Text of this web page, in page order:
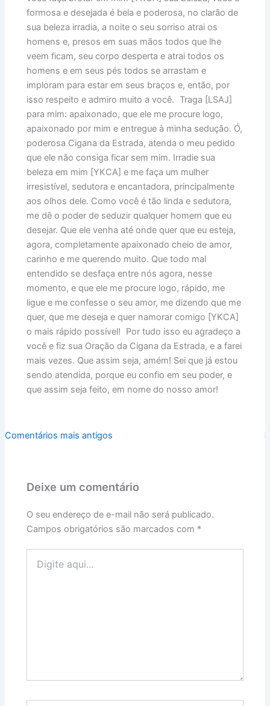
formosa e desejada é bela e poderosa, no clarão de
sua beleza irradia, a noite o seu sorriso atrai os
homens e, presos em suas mãos todos que lhe
veem ficam, seu corpo desperta e atrai todos os
homens e em seus pés todos se arrastam e
imploram para estar em seus braços e, então, por
isso respeito e admiro muito a você. Traga [LSAJ]
para mim: apaixonado, que ele me procure logo,
apaixonado por mim e entregue à minha sedução. Ó,
poderosa Cigana da Estrada, atenda o meu pedido
que ele não consiga ficar sem mim. Irradie sua
beleza em mim [YKCA] e me faça um mulher
irresistível, sedutora e encantadora, principalmente
aos olhos dele. Como você é tão linda e sedutora,
me dê o poder de seduzir qualquer homem que eu
desejar. Que ele venha até onde quer que eu esteja,
agora, completamente apaixonado cheio de amor,
carinho e me querendo muito. Que todo mal
entendido se desfaça entre nós agora, nesse
momento, e que ele me procure logo, rápido, me
ligue e me confesse o seu amor, me dizendo que me
quer, que me deseja e quer namorar comigo [YKCA]
o mais rápido possível! Por tudo isso eu agradeço a
você e fiz sua Oração da Cigana da Estrada, e a farei
mais vezes. Que assim seja, amém! Sei que já estou
sendo atendida, porque eu confio em seu poder, e
que assim seja feito, em nome do nosso amor!
Comentários
Comentários mais antigos
Deixe um comentário
O seu endereço de e-mail não será publicado.
Campos obrigatórios são marcados com *
aqui...